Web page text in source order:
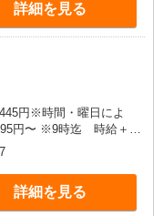
詳細を見る
円※時間・曜日によ
降 時給＋150円 ※日・
詳細を見る